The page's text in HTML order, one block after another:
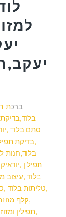
ברכת
סתם בלוד
,בדיקת
בלוד,חנות
תפילין
בלוד ,עיצוב
,טליתות בלוד
,קלף
,תפילין